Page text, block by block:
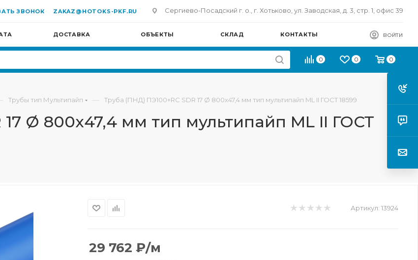
ЗВОНОК ZAKAZ@HOTOKS-PKF.RU Сергиево-Посадский г. о., г. Хотьково, ул. Заводская, д. 3, стр. 1, офис 39
ДОСТАВКА ОБЪЕКТЫ СКЛАД КОНТАКТЫ ВОЙТИ
0 0 0
Трубы тип Мультипайп — Труба (ПНД) ПЭ100+RC SDR 17 Ø 800х47,4 мм тип мультипайп ML II ГОСТ 18599
Ø 800х47,4 мм тип мультипайп ML II ГОСТ
Артикул: 13924
29 762 ₽/м